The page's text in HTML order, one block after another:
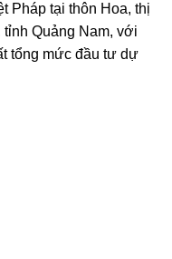
Pháp tại thôn Hoa, thị
tỉnh Quảng Nam, với
tổng mức đầu tư dự